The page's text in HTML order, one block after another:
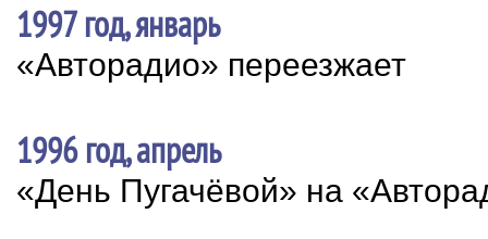
1997 год, январь
«Авторадио» переезжает
1996 год, апрель
«День Пугачёвой» на